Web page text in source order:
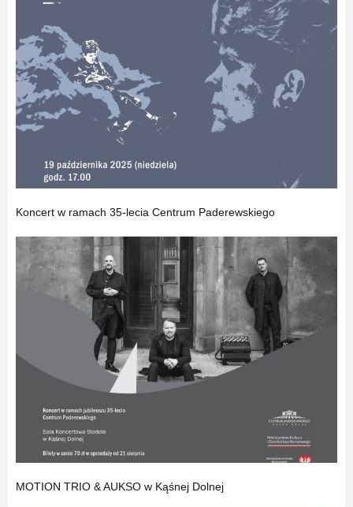
Koncert w ramach 35-lecia Centrum Paderewskiego
MOTION TRIO & AUKSO w Kąśnej Dolnej